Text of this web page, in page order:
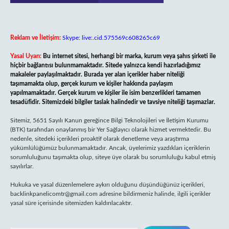
Reklam ve İletişim: Skype: live:.cid.575569c608265c69
Yasal Uyarı: Bu internet sitesi, herhangi bir marka, kurum veya şahıs şirketi ile
hiçbir bağlantısı bulunmamaktadır. Sitede yalnızca kendi hazırladığımız
makaleler paylaşılmaktadır. Burada yer alan içerikler haber niteliği
taşımamakta olup, gerçek kurum ve kişiler hakkında paylaşım
yapılmamaktadır. Gerçek kurum ve kişiler ile isim benzerlikleri tamamen
tesadüfidir. Sitemizdeki bilgiler taslak halindedir ve tavsiye niteliği taşımazlar.
Sitemiz, 5651 Sayılı Kanun gereğince Bilgi Teknolojileri ve İletişim Kurumu
(BTK) tarafından onaylanmış bir Yer Sağlayıcı olarak hizmet vermektedir. Bu
nedenle, sitedeki içerikleri proaktif olarak denetleme veya araştırma
yükümlülüğümüz bulunmamaktadır. Ancak, üyelerimiz yazdıkları içeriklerin
sorumluluğunu taşımakta olup, siteye üye olarak bu sorumluluğu kabul etmiş
sayılırlar.
Hukuka ve yasal düzenlemelere aykırı olduğunu düşündüğünüz içerikleri,
backlinkpanelicomtr@gmail.com adresine bildirmeniz halinde, ilgili içerikler
yasal süre içerisinde sitemizden kaldırılacaktır.